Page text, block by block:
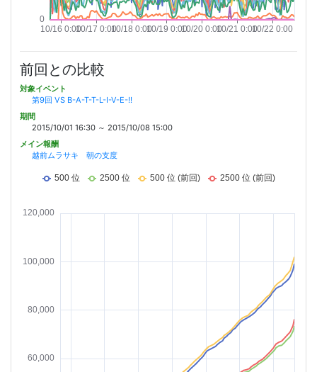
前回との比較
対象イベント
第9回 VS B-A-T-T-L-I-V-E-!!
期間
2015/10/01 16:30 ～ 2015/10/08 15:00
メイン報酬
越前ムラサキ 朝の支度